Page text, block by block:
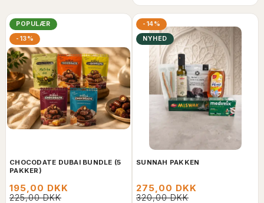
POPULÆR
-13%
CHOCODATE DUBAI BUNDLE (5
PAKKER)
195,00 DKK
225,00 DKK
-14%
NYHED
SUNNAH PAKKEN
275,00 DKK
320,00 DKK